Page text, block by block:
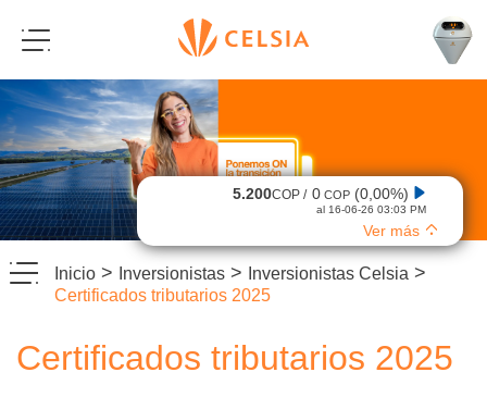
5.200COP / 0COP(0,00%)
al 16-06-26 03:03 PM
Ver más
Inicio > Inversionistas > Inversionistas Celsia >
Certificados tributarios 2025
Certificados tributarios 2025